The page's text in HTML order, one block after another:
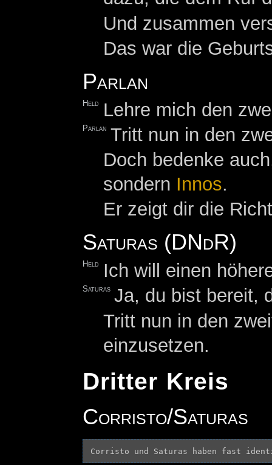
Und zusammen
Das war die
Parlan
Held Lehre mich den
Parlan Tritt nun in den
Doch bedenke
sondern Innos.
Er zeigt dir die
Saturas (DNdR)
Held Ich will einen
Saturas Ja, du bist bereit,
Tritt nun in den
einzusetzen.
Dritter Kreis
Corristo/Saturas